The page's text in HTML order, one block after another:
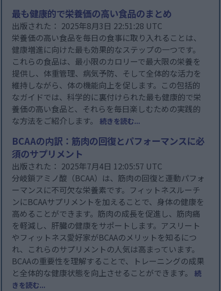
最も健康的で栄養価の高い食品のまとめ
出版された： 2025年8月3日 22:51:28 UTC
栄養価の高い食品を毎日の食事に取り入れることは、
健康増進に向けた最も効果的なステップの一つです。
これらの食品は、最小限のカロリーで最大限の栄養を
提供し、体重管理、病気予防、そして全体的な活力を
維持しながら、体の機能向上を促します。この包括的
なガイドでは、科学的に裏付けられた最も健康的で栄
養価の高い食品と、それらを毎日楽しむための実践的
な方法をご紹介します。続きを読む...
BCAAの内訳：筋肉の回復とパフォーマンスに必
須のサプリメント
出版された： 2025年7月4日 12:05:57 UTC
分岐鎖アミノ酸（BCAA）は、筋肉の回復と運動パフォ
ーマンスに不可欠な栄養素です。フィットネスルーチ
ンにBCAAサプリメントを加えることで、身体の健康を
高めることができます。筋肉の成長を促進し、筋肉痛
を軽減し、肝臓の健康をサポートします。アスリート
やフィットネス愛好家がBCAAのメリットを知るにつ
れ、これらのサプリメントの人気は高まっています。
BCAAの重要性を理解することで、トレーニングの成果
と全体的な健康状態を向上させることができます。続
きを読む...